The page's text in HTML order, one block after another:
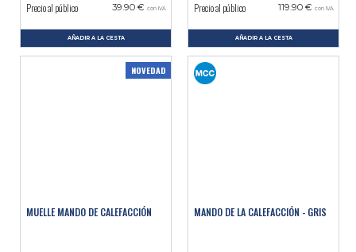
Precio al público 39.90 € con IVA
AÑADIR A LA CESTA
Precio al público 119.90 € con IVA
AÑADIR A LA CESTA
NOVEDAD
MUELLE MANDO DE CALEFACCIÓN MANDO DE LA CALEFACCIÓN - GRIS